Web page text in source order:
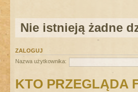
Nie istnieją żadne
ZALOGUJ
Nazwa użytkownika:
KTO PRZEGLĄDA